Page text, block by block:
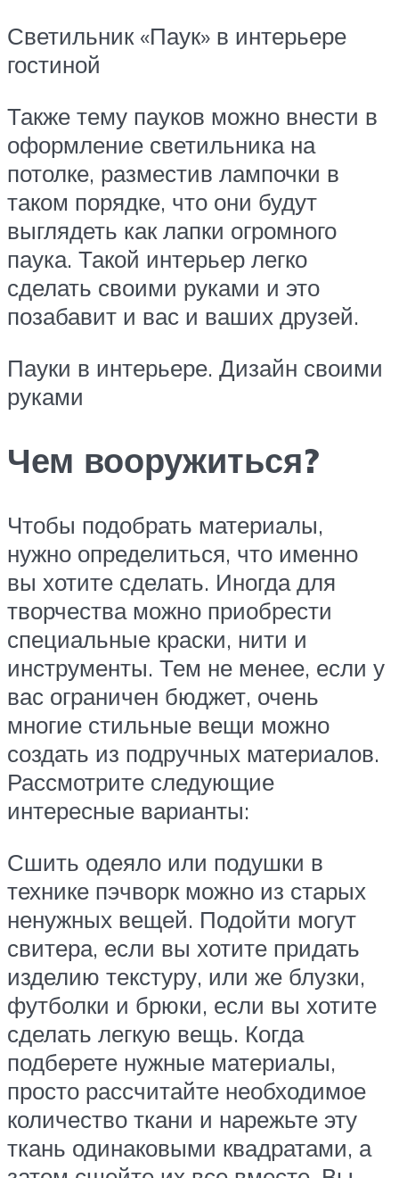
Светильник «Паук» в интерьере
гостиной
Также тему пауков можно внести в
оформление светильника на
потолке, разместив лампочки в
таком порядке, что они будут
выглядеть как лапки огромного
паука. Такой интерьер легко
сделать своими руками и это
позабавит и вас и ваших друзей.
Пауки в интерьере. Дизайн своими
руками
Чем вооружиться?
Чтобы подобрать материалы,
нужно определиться, что именно
вы хотите сделать. Иногда для
творчества можно приобрести
специальные краски, нити и
инструменты. Тем не менее, если у
вас ограничен бюджет, очень
многие стильные вещи можно
создать из подручных материалов.
Рассмотрите следующие
интересные варианты:
Сшить одеяло или подушки в
технике пэчворк можно из старых
ненужных вещей. Подойти могут
свитера, если вы хотите придать
изделию текстуру, или же блузки,
футболки и брюки, если вы хотите
сделать легкую вещь. Когда
подберете нужные материалы,
просто рассчитайте необходимое
количество ткани и нарежьте эту
ткань одинаковыми квадратами, а